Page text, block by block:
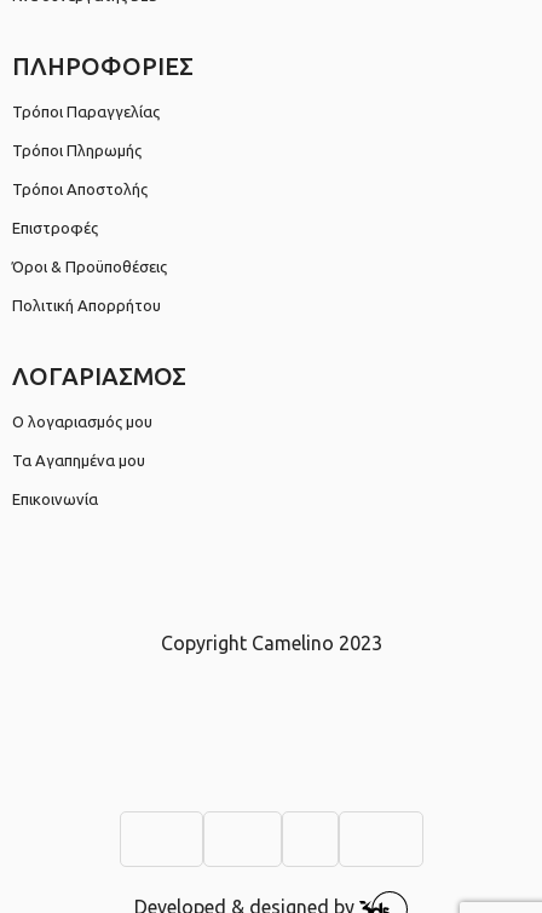
ΠΛΗΡΟΦΟΡΙΕΣ
Τρόποι Παραγγελίας
Τρόποι Πληρωμής
Τρόποι Αποστολής
Επιστροφές
Όροι & Προϋποθέσεις
Πολιτική Απορρήτου
ΛΟΓΑΡΙΑΣΜΟΣ
Ο λογαριασμός μου
Τα Αγαπημένα μου
Επικοινωνία
Copyright Camelino 2023
Developed & designed by